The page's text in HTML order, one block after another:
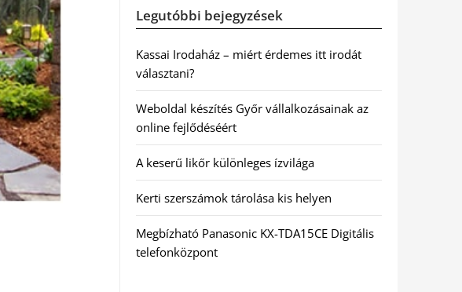
Legutóbbi bejegyzések
Kassai Irodaház – miért érdemes itt irodát
választani?
Weboldal készítés Győr vállalkozásainak az
online fejlődéséért
A keserű likőr különleges ízvilága
Kerti szerszámok tárolása kis helyen
Megbízható Panasonic KX-TDA15CE Digitális
telefonközpont